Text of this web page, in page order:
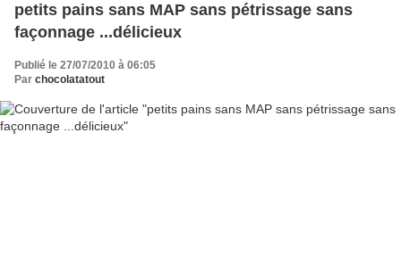
petits pains sans MAP sans pétrissage sans
façonnage ...délicieux
Publié le 27/07/2010 à 06:05
Par chocolatatout